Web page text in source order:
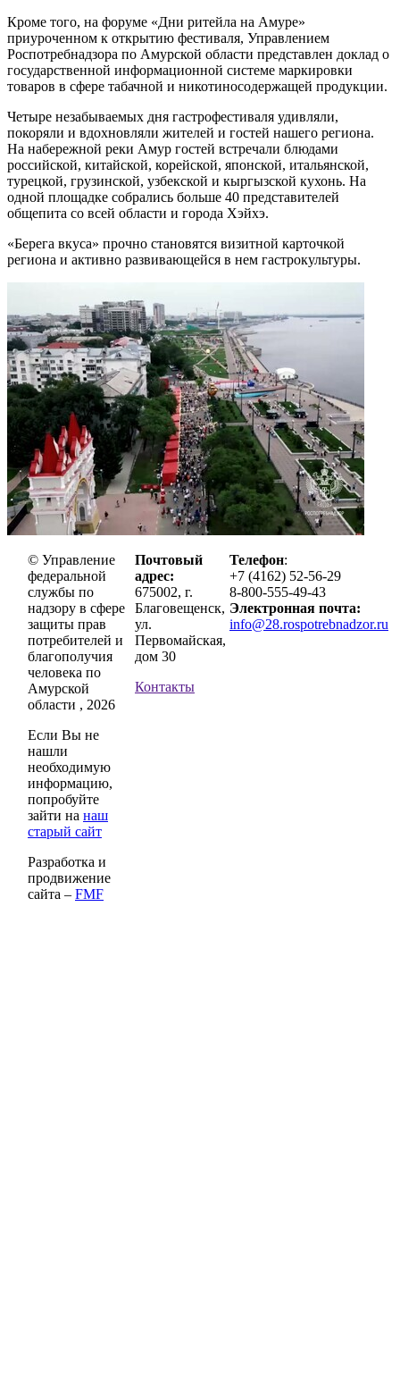
Кроме того, на форуме «Дни ритейла на Амуре»
приуроченном к открытию фестиваля, Управлением
Роспотребнадзора по Амурской области представлен доклад о
государственной информационной системе маркировки
товаров в сфере табачной и никотиносодержащей продукции.
Четыре незабываемых дня гастрофестиваля удивляли,
покоряли и вдохновляли жителей и гостей нашего региона.
На набережной реки Амур гостей встречали блюдами
российской, китайской, корейской, японской, итальянской,
турецкой, грузинской, узбекской и кыргызской кухонь. На
одной площадке собрались больше 40 представителей
общепита со всей области и города Хэйхэ.
«Берега вкуса» прочно становятся визитной карточкой
региона и активно развивающейся в нем гастрокультуры.
© Управление
федеральной
службы по
надзору в сфере
защиты прав
потребителей и
благополучия
человека по
Амурской
области , 2026
Если Вы не
нашли
необходимую
информацию,
попробуйте
зайти на наш
старый сайт
Разработка и
продвижение
сайта – FMF
Почтовый
адрес:
675002, г.
Благовещенск,
ул.
Первомайская,
дом 30
Контакты
Телефон:
+7 (4162) 52-56-29
8-800-555-49-43
Электронная почта:
info@28.rospotrebnadzor.ru